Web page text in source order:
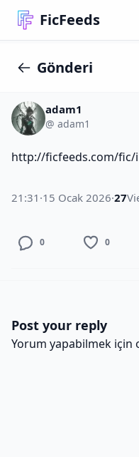
FicFeeds
Gönderi
adam1
@ adam1
http://ficfeeds.com/
21:31 ·15 Ocak 2026·27
0 0
Post your reply
Yorum yapabilmek için